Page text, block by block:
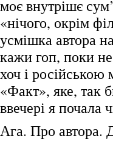
моє внутрішє
«нічого, окрім
усмішка автора
кажи гоп, поки
хоч і
«Факт», яке, так
ввечері я почала
Ага. Про автора.